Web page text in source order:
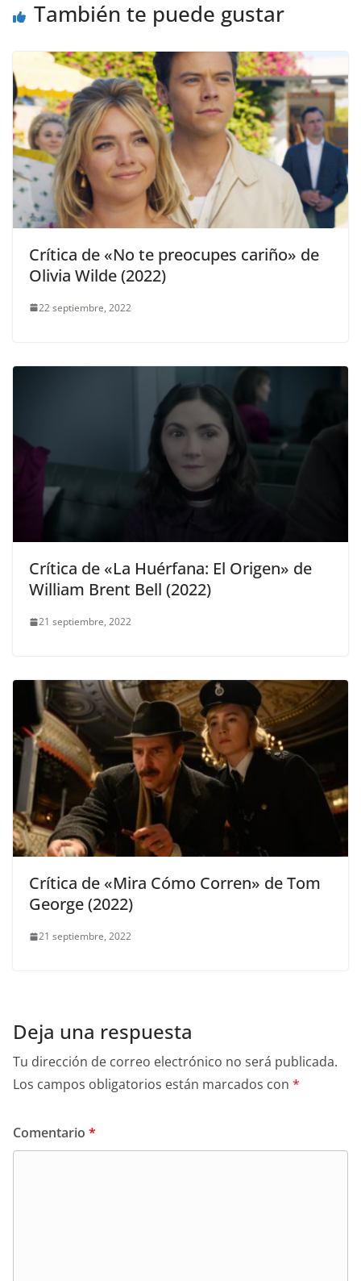
También te puede gustar
Crítica de «No te preocupes cariño» de
Olivia Wilde (2022)
22 septiembre, 2022
Crítica de «La Huérfana: El Origen» de
William Brent Bell (2022)
21 septiembre, 2022
Crítica de «Mira Cómo Corren» de Tom
George (2022)
21 septiembre, 2022
Deja una respuesta
Tu dirección de correo electrónico no será publicada.
Los campos obligatorios están marcados con *
Comentario *